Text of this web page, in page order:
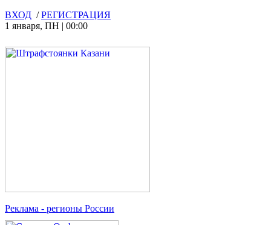
ВХОД /РЕГИСТРАЦИЯ
1 января, ПН | 00:00
Реклама - регионы России